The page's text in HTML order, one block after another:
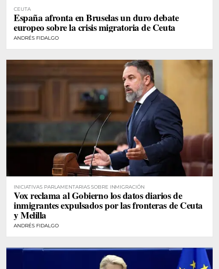
CEUTA
España afronta en Bruselas un duro debate
europeo sobre la crisis migratoria de Ceuta
ANDRÉS FIDALGO
INICIATIVAS PARLAMENTARIAS SOBRE INMIGRACIÓN
Vox reclama al Gobierno los datos diarios de
inmigrantes expulsados por las fronteras de Ceuta
y Melilla
ANDRÉS FIDALGO